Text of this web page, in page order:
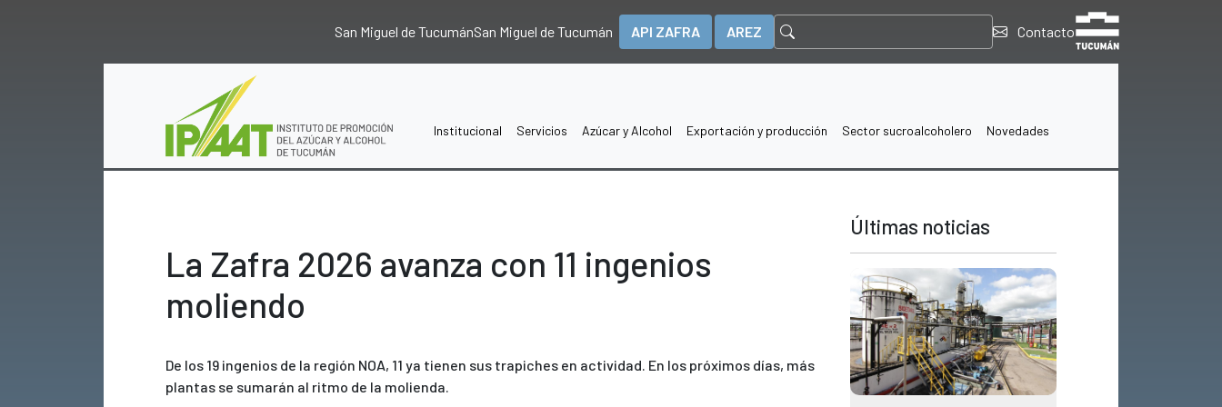
San Miguel de TucumánSan Miguel de Tucumán API ZAFRA AREZ Contacto
Institucional Servicios Azúcar y Alcohol Exportación y producción Sector sucroalcoholero Novedades
La Zafra 2026 avanza con 11 ingenios
moliendo
De los 19 ingenios de la región NOA, 11 ya tienen sus trapiches en actividad. En los próximos días, más
plantas se sumarán al ritmo de la molienda.
Últimas noticias